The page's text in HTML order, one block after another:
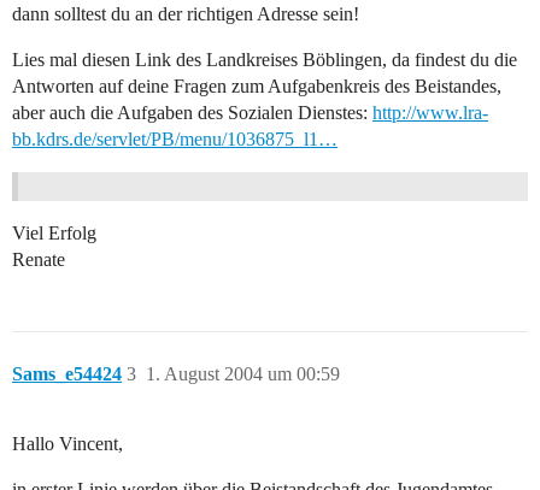
dann solltest du an der richtigen Adresse sein!
Lies mal diesen Link des Landkreises Böblingen, da findest du die
Antworten auf deine Fragen zum Aufgabenkreis des Beistandes,
aber auch die Aufgaben des Sozialen Dienstes: http://www.lra-
bb.kdrs.de/servlet/PB/menu/1036875_l1…
Viel Erfolg
Renate
Sams_e54424 1. August 2004 um 00:59
3
Hallo Vincent,